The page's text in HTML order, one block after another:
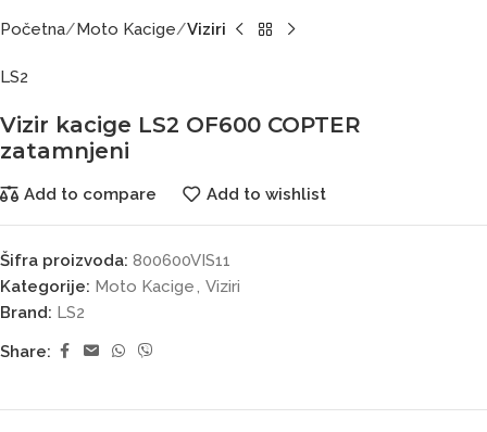
Početna Moto Kacige Viziri
LS2
Vizir kacige LS2 OF600 COPTER
zatamnjeni
Add to compare Add to wishlist
Šifra proizvoda: 800600VIS11
Kategorije: Moto Kacige, Viziri
Brand: LS2
Share: